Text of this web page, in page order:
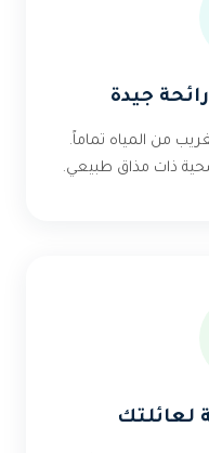
جيدة
من المياه تماماً.
ذات مذاق طبيعي.
لعائلتك